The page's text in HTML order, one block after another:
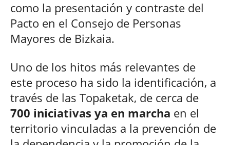
como la presentación y contraste del
Pacto en el Consejo de Personas
Mayores de Bizkaia.
Uno de los hitos más relevantes de
este proceso ha sido la identificación, a
través de las Topaketak, de cerca de
700 iniciativas ya en marcha en el
territorio vinculadas a la prevención de